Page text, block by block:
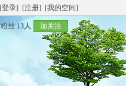
[登录] [注册] [我的空间]
粉丝 13人 加关注